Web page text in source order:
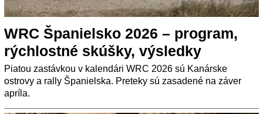
WRC Španielsko 2026 – program,
rýchlostné skúšky, výsledky
Piatou zastávkou v kalendári WRC 2026 sú Kanárske
ostrovy a rally Španielska. Preteky sú zasadené na záver
apríla.